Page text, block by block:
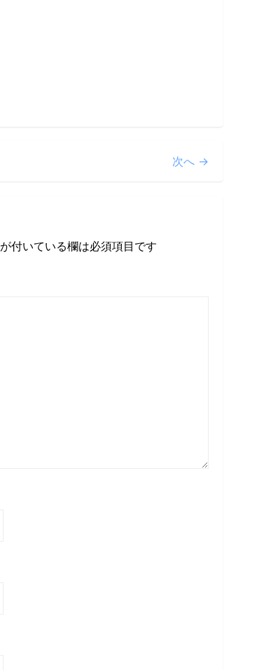
次へ →
が付いている欄は必須項目です